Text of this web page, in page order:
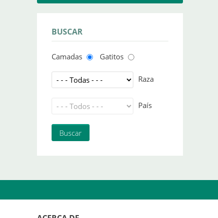
BUSCAR
Camadas Gatitos
Raza
País